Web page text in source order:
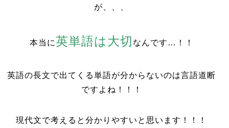
が、、、
本当に英単語は大切 なんです…！！
英語の長文で出てくる単語が分からないのは言語道断
ですよね！！！
現代文で考えると分かりやすいと思います！！！